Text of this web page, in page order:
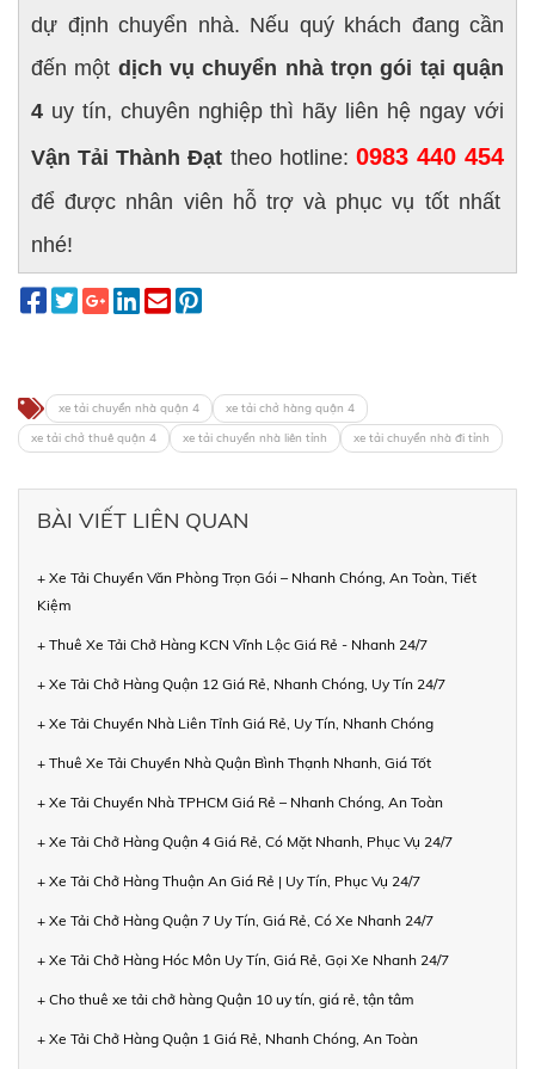
dự định chuyển nhà. Nếu quý khách đang cần
đến một dịch vụ chuyển nhà trọn gói tại quận
4 uy tín, chuyên nghiệp thì hãy liên hệ ngay với
Vận Tải Thành Đạt theo hotline: 0983 440 454
để được nhân viên hỗ trợ và phục vụ tốt nhất
nhé!
xe tải chuyển nhà quận 4
xe tải chở hàng quận 4
xe tải chở thuê quận 4
xe tải chuyển nhà liên tỉnh xe tải chuyển nhà đi tỉnh
BÀI VIẾT LIÊN QUAN
+ Xe Tải Chuyển Văn Phòng Trọn Gói – Nhanh Chóng, An Toàn, Tiết
Kiệm
+ Thuê Xe Tải Chở Hàng KCN Vĩnh Lộc Giá Rẻ - Nhanh 24/7
+ Xe Tải Chở Hàng Quận 12 Giá Rẻ, Nhanh Chóng, Uy Tín 24/7
+ Xe Tải Chuyển Nhà Liên Tỉnh Giá Rẻ, Uy Tín, Nhanh Chóng
+ Thuê Xe Tải Chuyển Nhà Quận Bình Thạnh Nhanh, Giá Tốt
+ Xe Tải Chuyển Nhà TPHCM Giá Rẻ – Nhanh Chóng, An Toàn
+ Xe Tải Chở Hàng Quận 4 Giá Rẻ, Có Mặt Nhanh, Phục Vụ 24/7
+ Xe Tải Chở Hàng Thuận An Giá Rẻ | Uy Tín, Phục Vụ 24/7
+ Xe Tải Chở Hàng Quận 7 Uy Tín, Giá Rẻ, Có Xe Nhanh 24/7
+ Xe Tải Chở Hàng Hóc Môn Uy Tín, Giá Rẻ, Gọi Xe Nhanh 24/7
+ Cho thuê xe tải chở hàng Quận 10 uy tín, giá rẻ, tận tâm
+ Xe Tải Chở Hàng Quận 1 Giá Rẻ, Nhanh Chóng, An Toàn